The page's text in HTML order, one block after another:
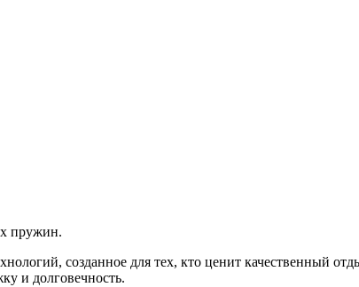
пружин.
созданное для тех, кто ценит качественный
и долговечность.